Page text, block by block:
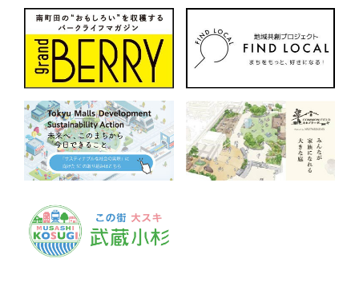
は、センター南駅
藤さんは、自